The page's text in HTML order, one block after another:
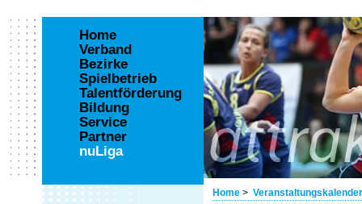
Home > Veranstaltungskalender
Home
Verband
Bezirke
Spielbetrieb
Talentförderung
Bildung
Service
Partner
nuLiga